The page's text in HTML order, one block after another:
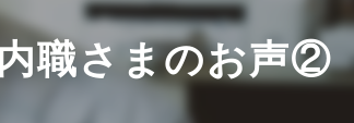
職さまのお声②